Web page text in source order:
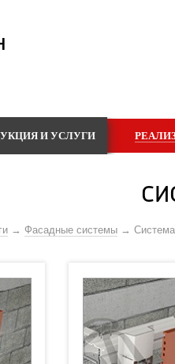
И УСЛУГИ
Фасадные системы